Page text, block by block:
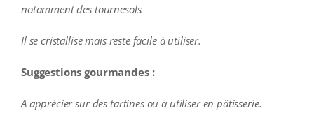
notamment des tournesols.
Il se cristallise mais reste facile à utiliser.
Suggestions gourmandes :
A apprécier sur des tartines ou à utiliser en pâtisserie.